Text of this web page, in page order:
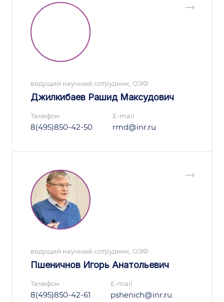
ведущий научный сотрудник, ОЭФ
Джилкибаев Рашид Максудович
Телефон
8(495)850-42-50
E-mail
rmd@inr.ru
ведущий научный сотрудник, ОЭФ
Пшеничнов Игорь Анатольевич
Телефон
8(495)850-42-61
E-mail
pshenich@inr.ru